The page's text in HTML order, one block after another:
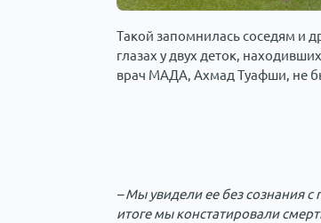
Такой запомнилась соседям и
глазах у двух деток,
врач МАДА, Ахмад Туафши, не
– Мы увидели ее без сознания
итоге мы констатировали